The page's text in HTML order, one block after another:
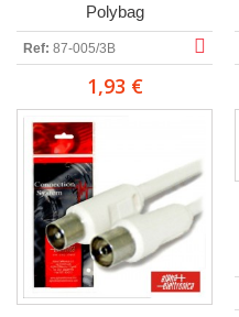
Polybag
Ref: 87-005/3B
1,93 €